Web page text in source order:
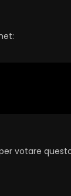
votare